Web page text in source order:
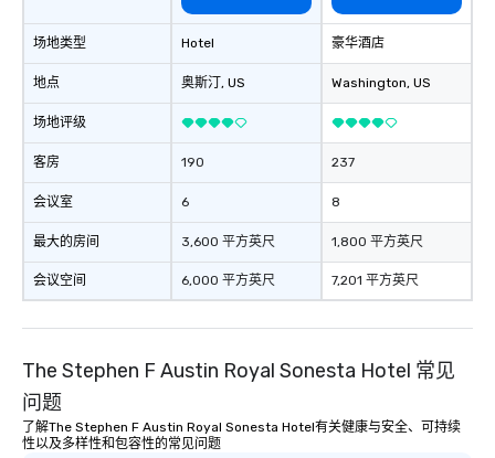
场地类型
地点
场地评级
客房
会议室
最大的房间
会议空间
Hotel
奥斯汀, US
190
6
3,600 平方英尺
6,000 平方英尺
豪华酒店
Washington, US
237
8
1,800 平方英尺
7,201 平方英尺
The Stephen F Austin Royal Sonesta Hotel 常见
问题
了解The Stephen F Austin Royal Sonesta Hotel有关健康与安全、可持续
性以及多样性和包容性的常见问题